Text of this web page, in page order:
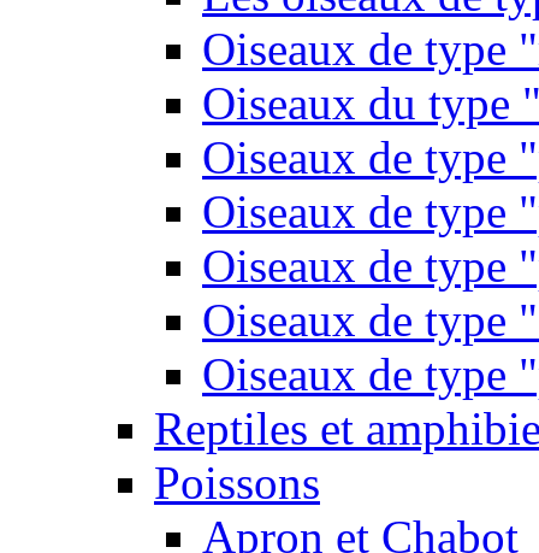
Oiseaux de type
Oiseaux du type
Oiseaux de type
Oiseaux de type
Oiseaux de type
Oiseaux de type
Oiseaux de type
Reptiles et
Poissons
Apron et Chabot